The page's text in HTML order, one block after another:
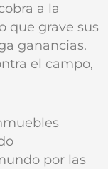
a la
que grave sus
ganancias.
el campo,
por las